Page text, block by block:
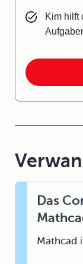
Kim hilft
Das
Mathcad